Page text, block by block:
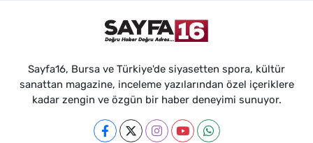
Sayfa16, Bursa ve Türkiye'de siyasetten spora, kültür
sanattan magazine, inceleme yazılarından özel içeriklere
kadar zengin ve özgün bir haber deneyimi sunuyor.